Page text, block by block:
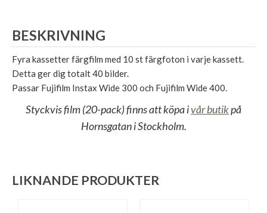
BESKRIVNING
Fyra kassetter färgfilm med 10 st färgfoton i varje kassett.
Detta ger dig totalt 40 bilder.
Passar Fujifilm Instax Wide 300 och Fujifilm Wide 400.
Styckvis film (20-pack) finns att köpa ivår butikpå
Hornsgatan i Stockholm.
LIKNANDE PRODUKTER